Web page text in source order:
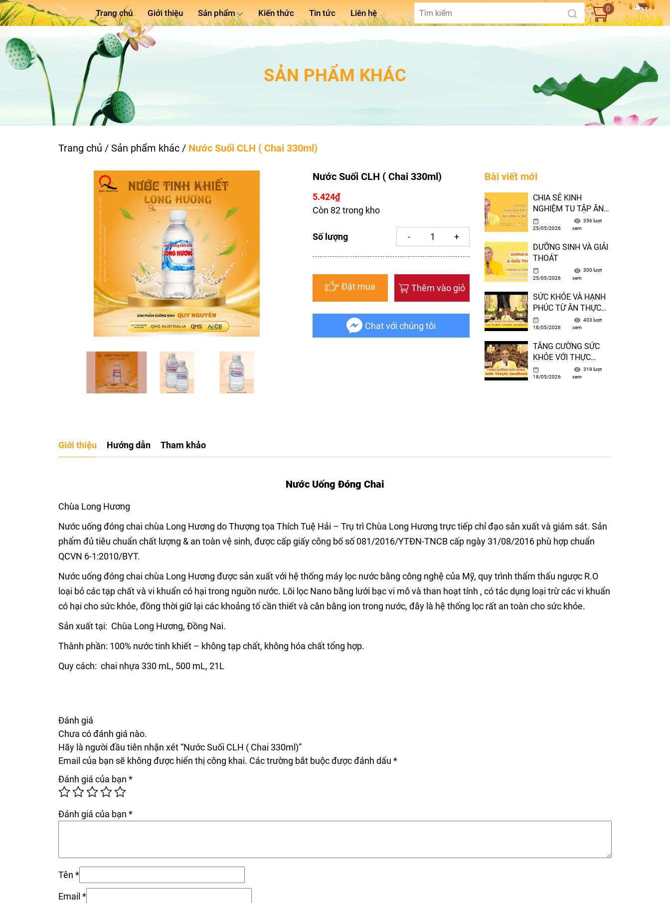
Trang chủ Giới thiệu Sản phẩm Kiến thức Tin tức Liên hệ 0
SẢN PHẨM KHÁC
Trang chủ / Sản phẩm khác / Nước Suối CLH ( Chai 330ml)
Nước Suối CLH ( Chai 330ml)
5.424₫
Còn 82 trong kho
Số lượng
Đặt mua Thêm vào giỏ
Chat với chúng tôi
Bài viết mới
CHIA SẺ KINH
NGHIỆM TU TẬP ĂN
UỐNG VÀ SỨC KHỎE
– TT THÍCH TUỆ HẢI
25/05/2026
356 lượt
xem
DƯỠNG SINH VÀ GIẢI
THOÁT
25/05/2026
300 lượt
xem
SỨC KHỎE VÀ HẠNH
PHÚC TỪ ĂN THỰC
DƯỠNG ( Trích từ
Phương Pháp Dưỡng
Sinh – Bài 1 )
18/05/2026
403 lượt
xem
TĂNG CƯỜNG SỨC
KHỎE VỚI THỰC
DƯỠNG ( Trích từ
Phương Pháp Dưỡng
18/05/2026
319 lượt
xem
Giới thiệu Hướng dẫn Tham khảo
Nước Uống Ðóng Chai
Chùa Long Hương
Nước uống đóng chai chùa Long Hương do Thượng tọa Thích Tuệ Hải – Trụ trì Chùa Long Hương trực tiếp chỉ đạo sản xuất và giám sát. Sản
phẩm đủ tiêu chuẩn chất lượng & an toàn vệ sinh, được cấp giấy công bố số 081/2016/YTĐN-TNCB cấp ngày 31/08/2016 phù hợp chuẩn
QCVN 6-1:2010/BYT.
Nước uống đóng chai chùa Long Hương được sản xuất với hệ thống máy lọc nước bằng công nghệ của Mỹ, quy trình thẩm thấu ngược R.O
loại bỏ các tạp chất và vi khuẩn có hại trong nguồn nước. Lõi lọc Nano bằng lưới bạc vi mô và than hoạt tính , có tác dụng loại trừ các vi khuẩn
có hại cho sức khỏe, đồng thời giữ lại các khoảng tố cần thiết và cân bằng ion trong nước, đây là hệ thống lọc rất an toàn cho sức khỏe.
Sản xuất tại: Chùa Long Hương, Đồng Nai.
Thành phần: 100% nước tinh khiết – không tạp chất, không hóa chất tổng hợp.
Quy cách: chai nhựa 330 mL, 500 mL, 21L
Đánh giá
Chưa có đánh giá nào.
Hãy là người đầu tiên nhận xét “Nước Suối CLH ( Chai 330ml)”
Email của bạn sẽ không được hiển thị công khai. Các trường bắt buộc được đánh dấu *
Đánh giá của bạn *
Đánh giá của bạn *
Tên *
Email *